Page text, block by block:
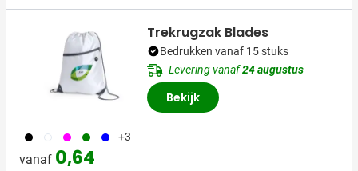
001 002 046 004 005 +3
vanaf 0,64
Trekrugzak Blades
Bedrukken vanaf 15 stuks
Levering vanaf24 augustus
Bekijk